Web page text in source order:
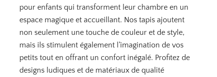
pour enfants qui transforment leur chambre en un
espace magique et accueillant. Nos tapis ajoutent
non seulement une touche de couleur et de style,
mais ils stimulent également l’imagination de vos
petits tout en offrant un confort inégalé. Profitez de
designs ludiques et de matériaux de qualité